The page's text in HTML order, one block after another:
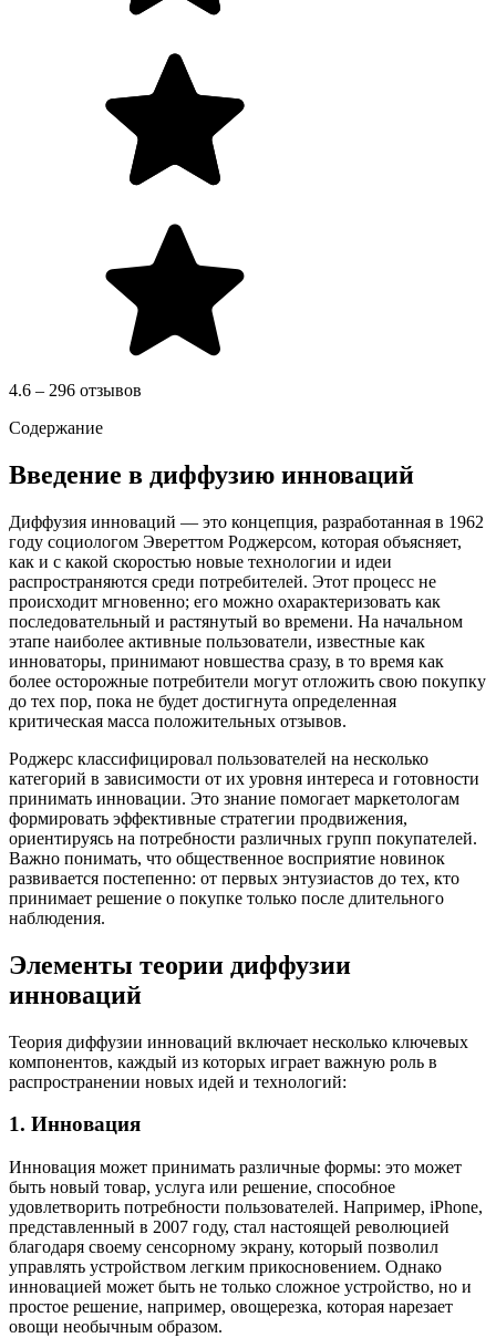
4.6 – 296 отзывов
Содержание
Введение в диффузию инноваций
Диффузия инноваций — это концепция, разработанная в 1962
году социологом Эвереттом Роджерсом, которая объясняет,
как и с какой скоростью новые технологии и идеи
распространяются среди потребителей. Этот процесс не
происходит мгновенно; его можно охарактеризовать как
последовательный и растянутый во времени. На начальном
этапе наиболее активные пользователи, известные как
инноваторы, принимают новшества сразу, в то время как
более осторожные потребители могут отложить свою покупку
до тех пор, пока не будет достигнута определенная
критическая масса положительных отзывов.
Роджерс классифицировал пользователей на несколько
категорий в зависимости от их уровня интереса и готовности
принимать инновации. Это знание помогает маркетологам
формировать эффективные стратегии продвижения,
ориентируясь на потребности различных групп покупателей.
Важно понимать, что общественное восприятие новинок
развивается постепенно: от первых энтузиастов до тех, кто
принимает решение о покупке только после длительного
наблюдения.
Элементы теории диффузии
инноваций
Теория диффузии инноваций включает несколько ключевых
компонентов, каждый из которых играет важную роль в
распространении новых идей и технологий:
1. Инновация
Инновация может принимать различные формы: это может
быть новый товар, услуга или решение, способное
удовлетворить потребности пользователей. Например, iPhone,
представленный в 2007 году, стал настоящей революцией
благодаря своему сенсорному экрану, который позволил
управлять устройством легким прикосновением. Однако
инновацией может быть не только сложное устройство, но и
простое решение, например, овощерезка, которая нарезает
овощи необычным образом.